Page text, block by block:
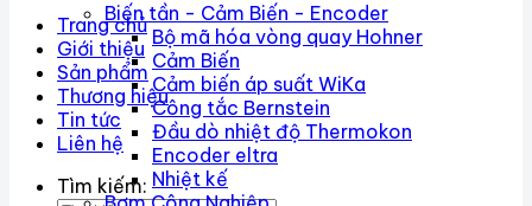
Trang chủ
Giới thiệu
Sản phẩm
Thương hiệu
Tin tức
Liên hệ
Tìm kiếm:
Biến tần - Cảm Biến - Encoder
Bộ mã hóa vòng quay Hohner
Cảm Biến
Cảm biến áp suất WiKa
Công tắc Bernstein
Đầu dò nhiệt độ Thermokon
Encoder eltra
Nhiệt kế